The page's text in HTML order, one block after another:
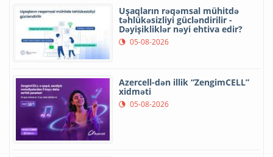
Uşaqların rəqəmsal mühitdə
təhlükəsizliyi gücləndirilir -
Dəyişikliklər nəyi ehtiva edir?
05-08-2026
Azercell-dən illik “ZengimCELL”
xidməti
05-08-2026